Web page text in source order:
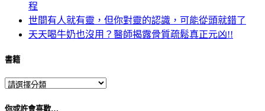
程
世間有人就有靈，但你對靈的認識，可能從頭就錯了
天天喝牛奶也沒用？醫師揭露骨質疏鬆真正元凶!!
書籍
你或許會喜歡…